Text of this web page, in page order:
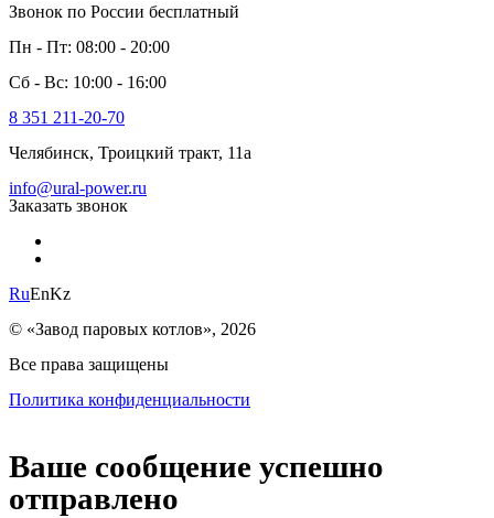
Звонок по России бесплатный
Пн - Пт: 08:00 - 20:00
Сб - Вс: 10:00 - 16:00
8 351 211-20-70
Челябинск, Троицкий тракт, 11а
info@ural-power.ru
Заказать звонок
RuEnKz
© «Завод паровых котлов», 2026
Все права защищены
Политика конфиденциальности
Ваше сообщение успешно
отправлено